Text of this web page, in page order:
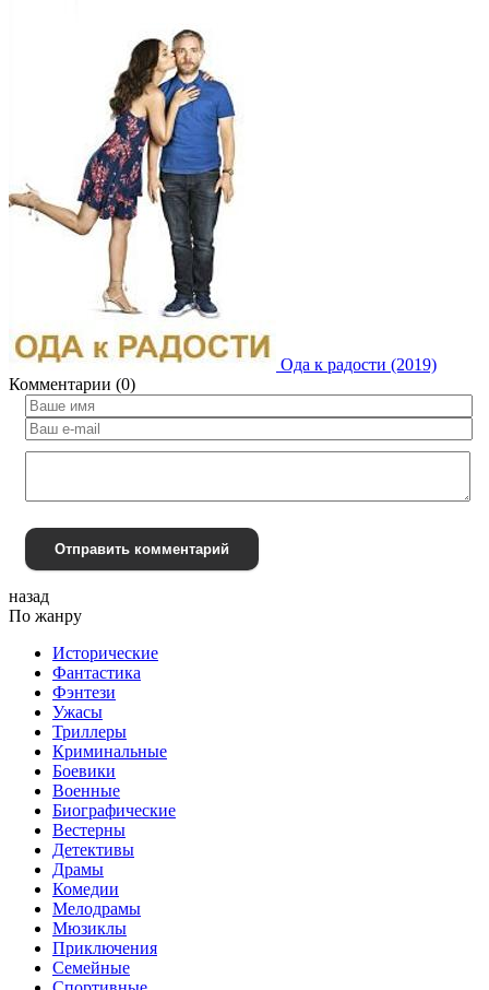
Ода к радости (2019)
Комментарии (0)
Отправить комментарий
назад
По жанру
Исторические
Фантастика
Фэнтези
Ужасы
Триллеры
Криминальные
Боевики
Военные
Биографические
Вестерны
Детективы
Драмы
Комедии
Мелодрамы
Мюзиклы
Приключения
Семейные